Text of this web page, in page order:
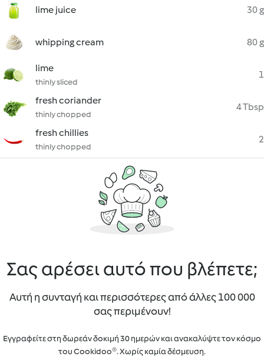
lime juice 30 g
whipping cream 80 g
lime
thinly sliced
1
fresh coriander
thinly chopped
4 Tbsp
fresh chillies
thinly chopped
2
Σας αρέσει αυτό που βλέπετε;
Αυτή η συνταγή και περισσότερες από άλλες 100 000
σας περιμένουν!
Εγγραφείτε στη δωρεάν δοκιμή 30 ημερών και ανακαλύψτε τον κόσμο
του Cookidoo®. Χωρίς καμία δέσμευση.